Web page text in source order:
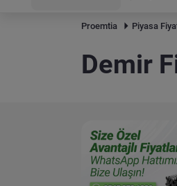
Proemtia Piyasa
Demir